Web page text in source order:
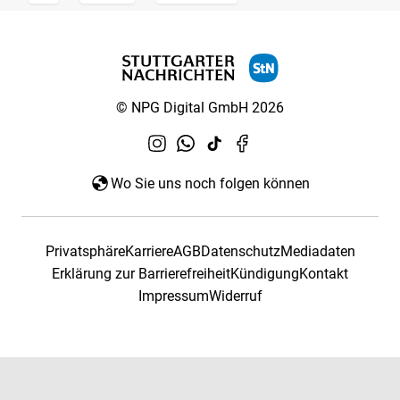
© NPG Digital GmbH 2026
Wo Sie uns noch folgen können
PrivatsphäreKarriereAGBDatenschutzMediadaten
Erklärung zur BarrierefreiheitKündigungKontakt
ImpressumWiderruf